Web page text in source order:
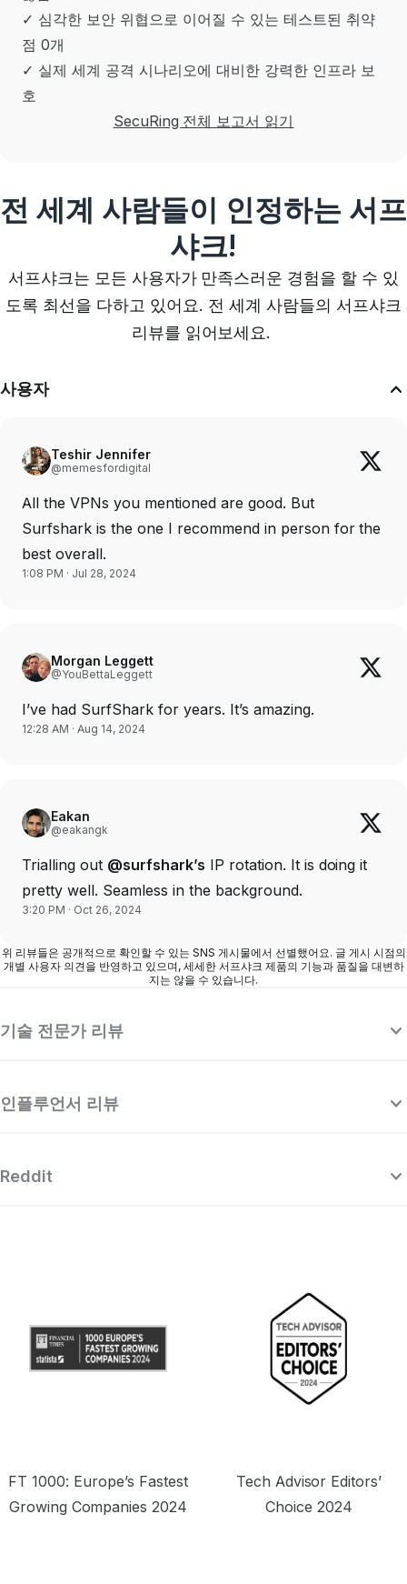
✓ 심각한 보안 위협으로 이어질 수 있는 테스트된 취약
점 0개
✓ 실제 세계 공격 시나리오에 대비한 강력한 인프라 보
호
SecuRing 전체 보고서 읽기
전 세계 사람들이 인정하는 서프
샤크!
서프샤크는 모든 사용자가 만족스러운 경험을 할 수 있
도록 최선을 다하고 있어요. 전 세계 사람들의 서프샤크
리뷰를 읽어보세요.
사용자
Teshir Jennifer
@memesfordigital
All the VPNs you mentioned are good. But
Surfshark is the one I recommend in person for the
best overall.
1:08 PM · Jul 28, 2024
Morgan Leggett
@YouBettaLeggett
I’ve had SurfShark for years. It’s amazing.
12:28 AM · Aug 14, 2024
Eakan
@eakangk
Trialling out @surfshark’s IP rotation. It is doing it
pretty well. Seamless in the background.
3:20 PM · Oct 26, 2024
위 리뷰들은 공개적으로 확인할 수 있는 SNS 게시물에서 선별했어요. 글 게시 시점의
개별 사용자 의견을 반영하고 있으며, 세세한 서프샤크 제품의 기능과 품질을 대변하
지는 않을 수 있습니다.
기술 전문가 리뷰
“서프샤크는 매우 강력한 VPN으로, 최고의
“
인플루언서 리뷰
Reddit
FT 1000: Europe’s Fastest
Growing Companies 2024
Tech Advisor Editors’
Choice 2024